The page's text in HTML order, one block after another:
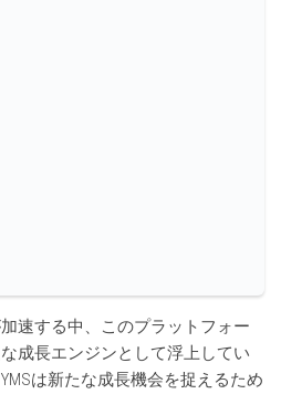
速する中、このプラットフォー
成長エンジンとして浮上してい
は新たな成長機会を捉えるため